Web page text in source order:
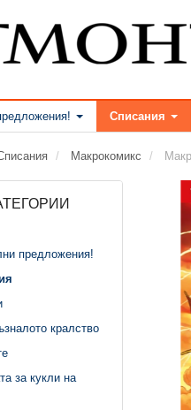
Списания
Макрокомикс
предложения!
кралство
за кукли на